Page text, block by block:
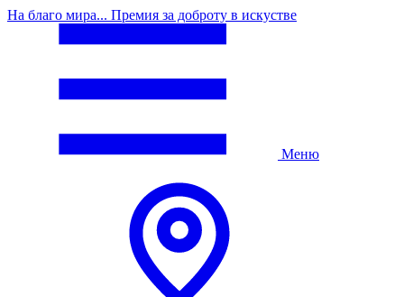
На благо мира... Премия за доброту в искустве
Меню